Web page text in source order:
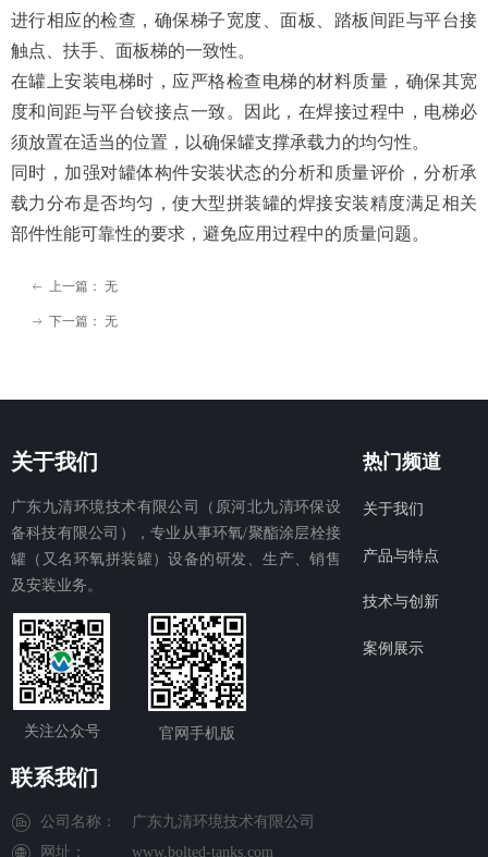
进行相应的检查，确保梯子宽度、面板、踏板间距与平台接
触点、扶手、面板梯的一致性。
在罐上安装电梯时，应严格检查电梯的材料质量，确保其宽
度和间距与平台铰接点一致。因此，在焊接过程中，电梯必
须放置在适当的位置，以确保罐支撑承载力的均匀性。
同时，加强对罐体构件安装状态的分析和质量评价，分析承
载力分布是否均匀，使大型拼装罐的焊接安装精度满足相关
部件性能可靠性的要求，避免应用过程中的质量问题。
ꂃ 上一篇： 无
ꁹ 下一篇： 无
关于我们
广东九清环境技术有限公司（原河北九清环保设
备科技有限公司），专业从事环氧/聚酯涂层栓接
罐（又名环氧拼装罐）设备的研发、生产、销售
及安装业务。
公司名称：
广东九清环境技术有限公司
网址：
www.bolted-tanks.com
联系我们
热门频道
关于我们
产品与特点
技术与创新
案例展示
关注公众号 官网手机版